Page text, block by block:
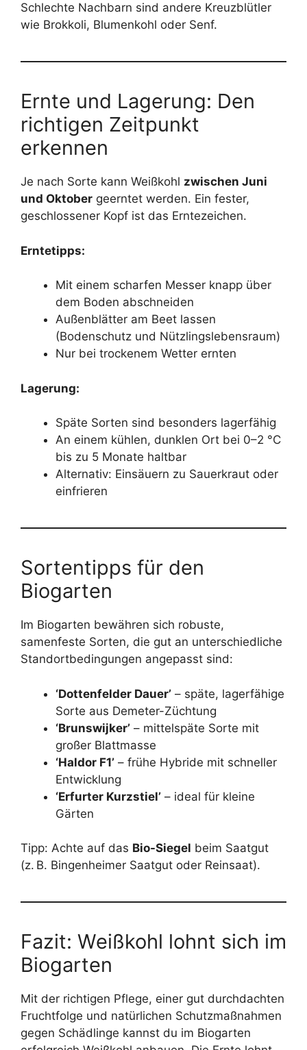
Schlechte Nachbarn sind andere Kreuzblütler
wie Brokkoli, Blumenkohl oder Senf.
Ernte und Lagerung: Den
richtigen Zeitpunkt
erkennen
Je nach Sorte kann Weißkohl zwischen Juni
und Oktober geerntet werden. Ein fester,
geschlossener Kopf ist das Erntezeichen.
Erntetipps:
Mit einem scharfen Messer knapp über
dem Boden abschneiden
Außenblätter am Beet lassen
(Bodenschutz und Nützlingslebensraum)
Nur bei trockenem Wetter ernten
Lagerung:
Späte Sorten sind besonders lagerfähig
An einem kühlen, dunklen Ort bei 0–2 °C
bis zu 5 Monate haltbar
Alternativ: Einsäuern zu Sauerkraut oder
einfrieren
Sortentipps für den
Biogarten
Im Biogarten bewähren sich robuste,
samenfeste Sorten, die gut an unterschiedliche
Standortbedingungen angepasst sind:
‘Dottenfelder Dauer’ – späte, lagerfähige
Sorte aus Demeter-Züchtung
‘Brunswijker’ – mittelspäte Sorte mit
großer Blattmasse
‘Haldor F1’ – frühe Hybride mit schneller
Entwicklung
‘Erfurter Kurzstiel’ – ideal für kleine
Gärten
Tipp: Achte auf das Bio-Siegel beim Saatgut
(z. B. Bingenheimer Saatgut oder Reinsaat).
Fazit: Weißkohl lohnt sich im
Biogarten
Mit der richtigen Pflege, einer gut durchdachten
Fruchtfolge und natürlichen Schutzmaßnahmen
gegen Schädlinge kannst du im Biogarten